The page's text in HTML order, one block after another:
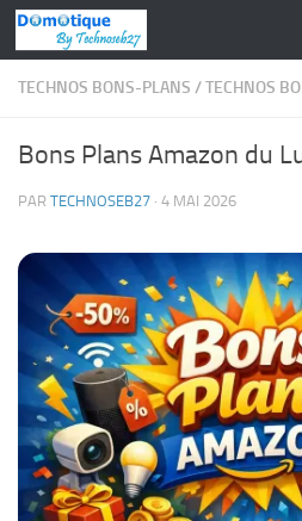
Skip to content
TECHNOS BONS-PLANS /TECHNOS
Bons Plans Amazon du
PAR TECHNOSEB27 · 4 MAI 2026